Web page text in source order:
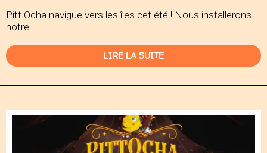
Pitt Ocha navigue vers les îles cet été ! Nous installerons
notre...
LIRE LA SUITE